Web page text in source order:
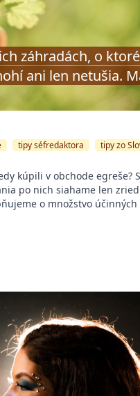
záhradách, o
ani len netušia.
tipy séfredaktora
tipy zo
kúpili v obchode egreše?
po nich siahame len
o množstvo účinných